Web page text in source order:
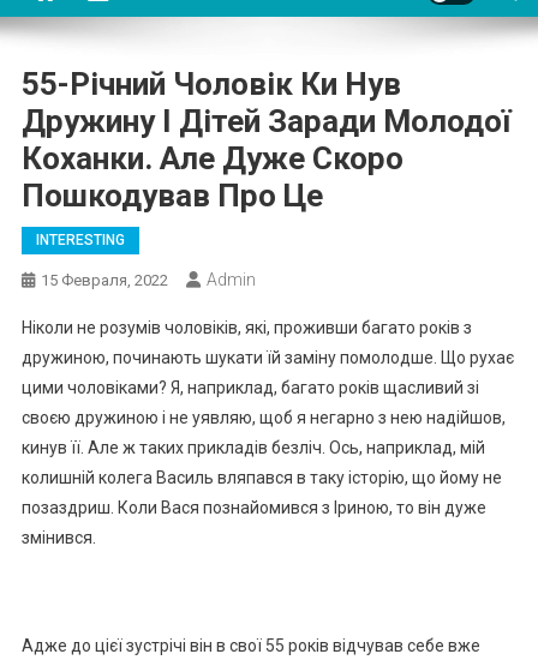
55-Річний Чоловік Ки Нув
Дружину І Дітей Заради Молодої
Коханки. Але Дуже Скоро
Пошкодував Про Це
INTERESTING
15 Февраля, 2022 Admin
Ніколи не розумів чоловіків, які, проживши багато років з
дружиною, починають шукати їй заміну помолодше. Що рухає
цими чоловіками? Я, наприклад, багато років щасливий зі
своєю дружиною і не уявляю, щоб я негарно з нею надійшов,
кинув її. Але ж таких прикладів безліч. Ось, наприклад, мій
колишній колега Василь вляпався в таку історію, що йому не
позаздриш. Коли Вася познайомився з Іриною, то він дуже
змінився.
Адже до цієї зустрічі він в свої 55 років відчував себе вже